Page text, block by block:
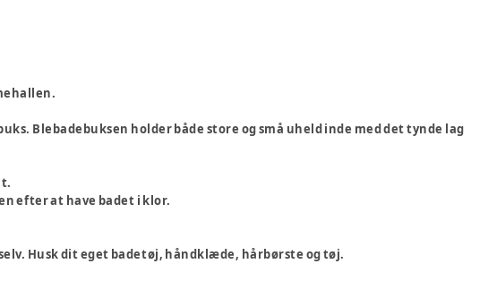
Blebadebuksen holder både store og små uheld inde med det tynde lag
efter at have badet i klor.
Husk dit eget badetøj, håndklæde, hårbørste og tøj.